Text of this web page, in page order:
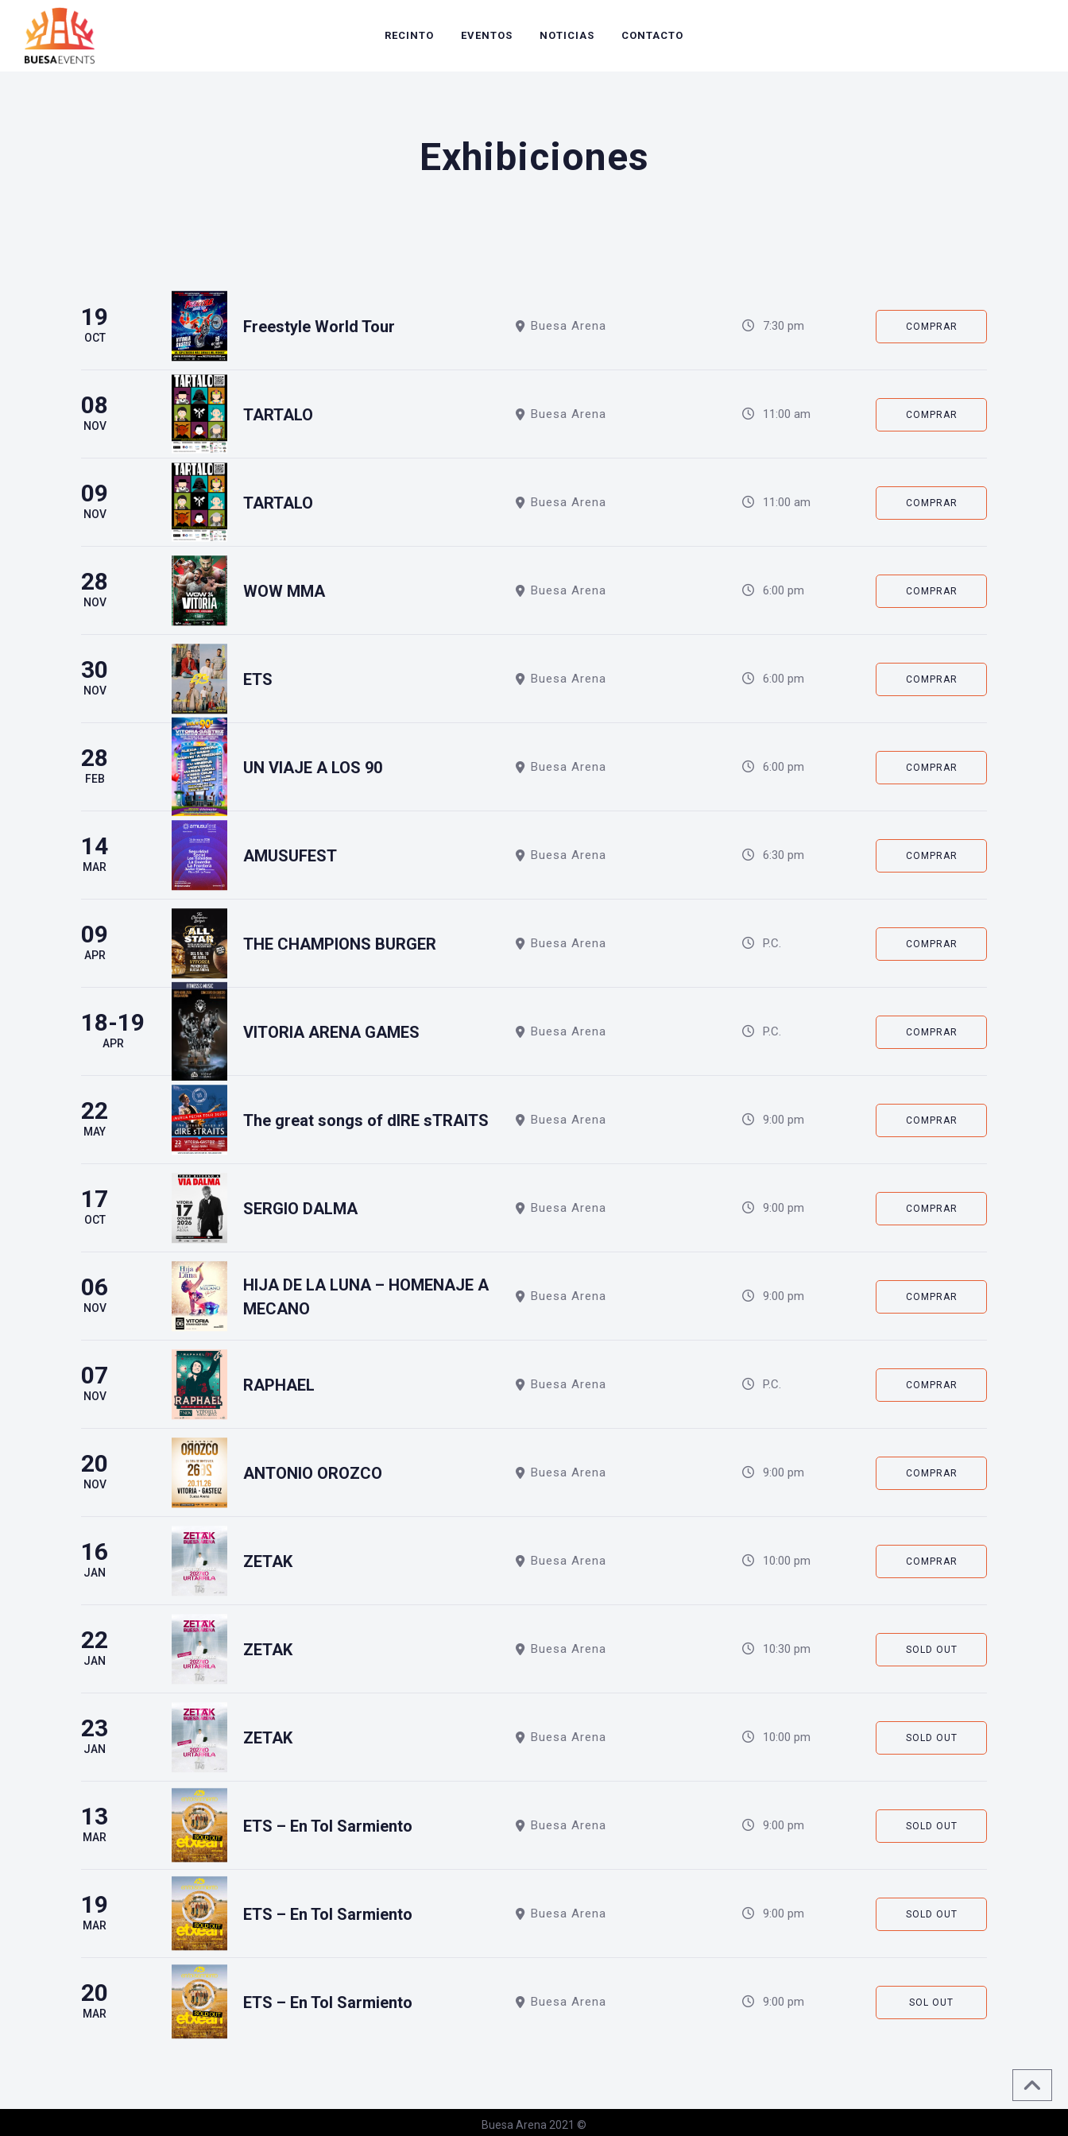
RECINTO EVENTOS NOTICIAS CONTACTO
Exhibiciones
19
OCT
Freestyle World Tour Buesa Arena 7:30 pm COMPRAR
08
NOV
TARTALO Buesa Arena 11:00 am COMPRAR
09
NOV
TARTALO Buesa Arena 11:00 am COMPRAR
28
NOV
WOW MMA Buesa Arena 6:00 pm COMPRAR
30
NOV
ETS Buesa Arena 6:00 pm COMPRAR
28
FEB
UN VIAJE A LOS 90 Buesa Arena 6:00 pm COMPRAR
14
MAR
AMUSUFEST Buesa Arena 6:30 pm COMPRAR
09
APR
THE CHAMPIONS BURGER Buesa Arena P.C. COMPRAR
18-19
APR
VITORIA ARENA GAMES Buesa Arena P.C. COMPRAR
22
MAY
The great songs of dIRE sTRAITS Buesa Arena 9:00 pm COMPRAR
17
OCT
SERGIO DALMA Buesa Arena 9:00 pm COMPRAR
06
NOV
HIJA DE LA LUNA – HOMENAJE A
MECANO
Buesa Arena 9:00 pm COMPRAR
07
NOV
RAPHAEL Buesa Arena P.C. COMPRAR
20
NOV
ANTONIO OROZCO Buesa Arena 9:00 pm COMPRAR
16
JAN
ZETAK Buesa Arena 10:00 pm COMPRAR
22
JAN
ZETAK Buesa Arena 10:30 pm SOLD OUT
23
JAN
ZETAK Buesa Arena 10:00 pm SOLD OUT
13
MAR
ETS – En Tol Sarmiento Buesa Arena 9:00 pm SOLD OUT
19
MAR
ETS – En Tol Sarmiento Buesa Arena 9:00 pm SOLD OUT
20
MAR
ETS – En Tol Sarmiento Buesa Arena 9:00 pm SOL OUT
Buesa Arena 2021 ©